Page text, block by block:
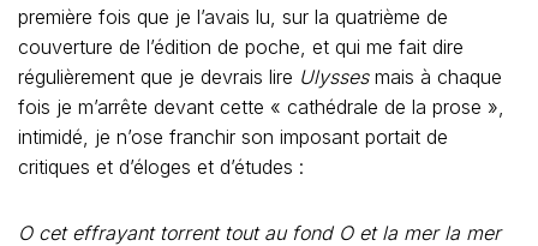
première fois que je l’avais lu, sur la quatrième de
couverture de l’édition de poche, et qui me fait dire
régulièrement que je devrais lire Ulyssesmais à chaque
fois je m’arrête devant cette « cathédrale de la prose »,
intimidé, je n’ose franchir son imposant portait de
critiques et d’éloges et d’études :
O cet effrayant torrent tout au fond O et la mer la mer